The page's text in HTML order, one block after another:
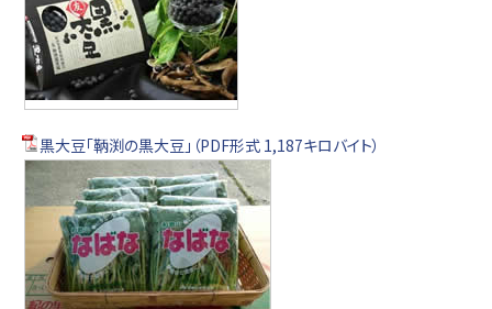
黒大豆「鞆渕の黒大豆」（PDF形式 1,187キロバイト）